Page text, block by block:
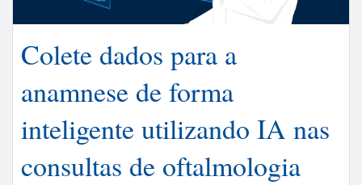
Colete dados para a
anamnese de forma
inteligente utilizando IA nas
consultas de oftalmologia